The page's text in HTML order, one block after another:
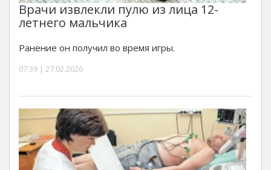
Врачи извлекли пулю из лица 12-
летнего мальчика
Ранение он получил во время игры.
07:39 | 27.02.2026